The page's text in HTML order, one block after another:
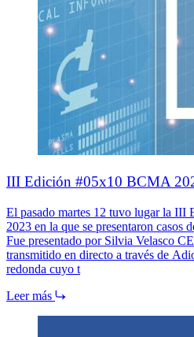
III Edición #05x10 BCMA
El pasado martes 12 tuvo lugar la
2023 en la que se presentaron casos
Fue presentado por Silvia Velasco
transmitido en directo a través de
redonda cuyo t
Leer más